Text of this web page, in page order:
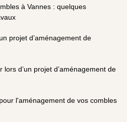
à Vannes : quelques
projet d’aménagement de
lors d’un projet d’aménagement de
l'aménagement de vos combles